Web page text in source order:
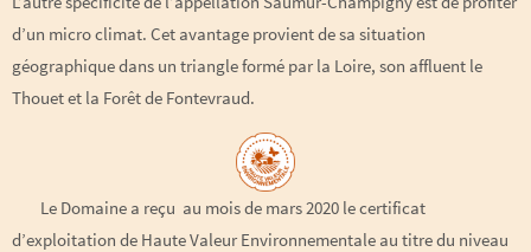
d’un micro climat. Cet avantage provient de sa situation
géographique dans un triangle formé par la Loire, son affluent le
Thouet et la Forêt de Fontevraud.
Le Domaine a reçu au mois de mars 2020 le certificat
d’exploitation de Haute Valeur Environnementale au titre du niveau